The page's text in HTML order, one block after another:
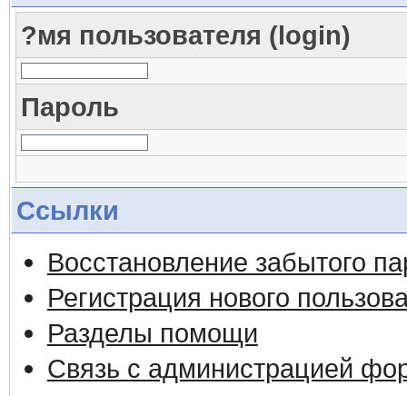
?мя пользователя (login)
Пароль
Ссылки
Восстановление забытого
Регистрация нового
Разделы помощи
Связь с администрацией